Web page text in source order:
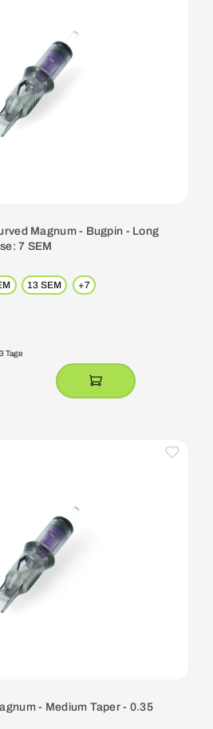
Magnum - Bugpin - Long
7 SEM
zurzeit nicht verfügbar.)
13 SEM +7
Tage
- Medium Taper - 0.35